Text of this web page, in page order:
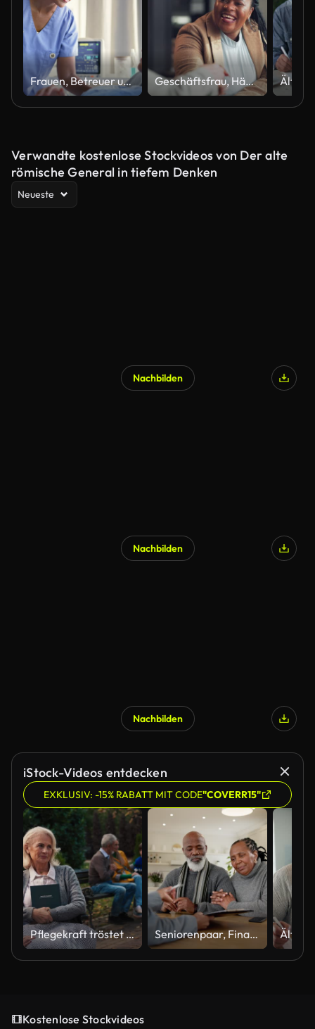
Frauen, Betreuer und Patient im Krankenhaus im Bett mit Lächeln zur Untersuchung, Unterstützung und Hilfe. Menschen, Krankenschwestern und glücklich über Fortschritte oder Genesung für das Gesundheitswesen mit Beratung, Gespräch und Vertrauen Geschäftsfrau, Händedruck und Vorstellungsgespräch in der Personalberatung, Begrüßung und Partnerschaft oder Deal. Professionelle Kunden schütteln Hände für Rekrutierung, Personaleinstellung und Dankeschön oder Glückwünsche
Verwandte kostenlose Stockvideos von Der alte
römische General in tiefem Denken
Neueste
Nachbilden
Nachbilden
Nachbilden
iStock-Videos entdecken
EXKLUSIV: -15% RABATT MIT CODE"COVERR15"
Pflegekraft tröstet älteren Patienten. Seniorenpaar, Finanzberater und Unterzeichnungsdokument zu Hause für Ersparnisse, Investitionen oder Altersvorsorgefonds. Schwarzer Mann, Ehefrau oder Berater Papierkram für die Planung der Zukunft oder Vereinbarung, Beratung oder Anwendung
Kostenlose Stockvideos